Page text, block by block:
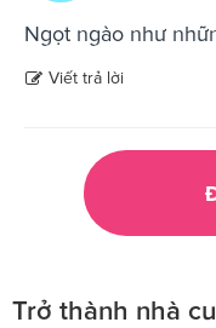
Ngọt ngào như
Viết trả lời
Trở thành nhà